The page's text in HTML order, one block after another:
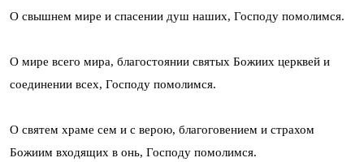
О свышнем мире и спасении душ наших, Господу помолимся.
О мире всего мира, благостоянии святых Божиих церквей и
соединении всех, Господу помолимся.
О святем храме сем и с верою, благоговением и страхом
Божиим входящих в онь, Господу помолимся.